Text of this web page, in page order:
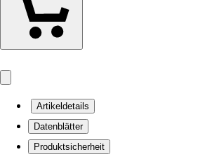
Artikeldetails
Datenblätter
Produktsicherheit